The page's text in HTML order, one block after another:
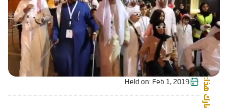
شارك هذا: Held on: Feb 1, 2019